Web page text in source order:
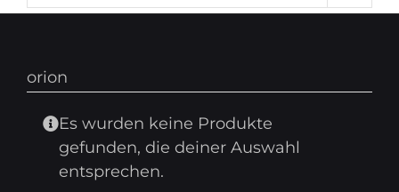
orion
Es wurden keine Produkte
gefunden, die deiner Auswahl
entsprechen.